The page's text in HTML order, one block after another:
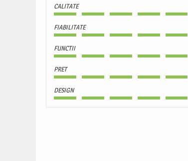
CALITATE
FIABILITATE
FUNCTII
PRET
DESIGN